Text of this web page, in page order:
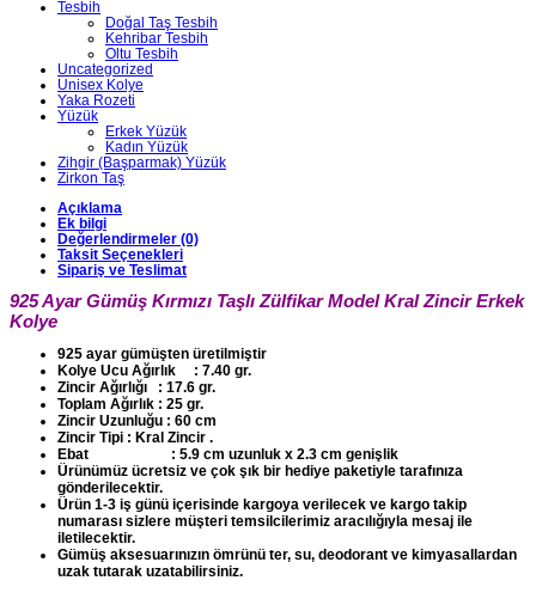
Tesbih
Doğal Taş Tesbih
Kehribar Tesbih
Oltu Tesbih
Uncategorized
Unisex Kolye
Yaka Rozeti
Yüzük
Erkek Yüzük
Kadın Yüzük
Zihgir (Başparmak) Yüzük
Zirkon Taş
Açıklama
Ek bilgi
Değerlendirmeler (0)
Taksit Seçenekleri
Sipariş ve Teslimat
925 Ayar Gümüş Kırmızı Taşlı Zülfikar Model Kral Zincir Erkek
Kolye
925 ayar gümüşten üretilmiştir
Kolye Ucu Ağırlık : 7.40 gr.
Zincir Ağırlığı : 17.6 gr.
Toplam Ağırlık : 25 gr.
Zincir Uzunluğu : 60 cm
Zincir Tipi : Kral Zincir .
Ebat : 5.9 cm uzunluk x 2.3 cm genişlik
Ürünümüz ücretsiz ve çok şık bir hediye paketiyle tarafınıza
gönderilecektir.
Ürün 1-3 iş günü içerisinde kargoya verilecek ve kargo takip
numarası sizlere müşteri temsilcilerimiz aracılığıyla mesaj ile
iletilecektir.
Gümüş aksesuarınızın ömrünü ter, su, deodorant ve kimyasallardan
uzak tutarak uzatabilirsiniz.